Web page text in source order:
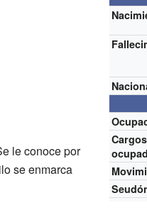
Cargos
le conoce por
se enmarca